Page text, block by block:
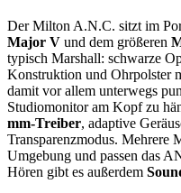
Der Milton A.N.C. sitzt im
Major V und dem größeren
typisch Marshall: schwarze
Konstruktion und Ohrpolster
damit vor allem unterwegs
Studiomonitor am Kopf zu
mm-Treiber, adaptive
Transparenzmodus. Mehrere
Umgebung und passen das
Hören gibt es außerdem